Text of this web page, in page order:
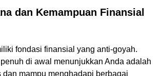
dan Kemampuan Finansial
fondasi finansial yang anti-goyah.
di awal menunjukkan Anda adalah
dan mampu menghadapi berbagai